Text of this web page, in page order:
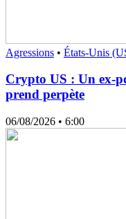
Agressions • États-Unis
Crypto US : Un ex-
prend perpète
06/08/2026 • 6:00